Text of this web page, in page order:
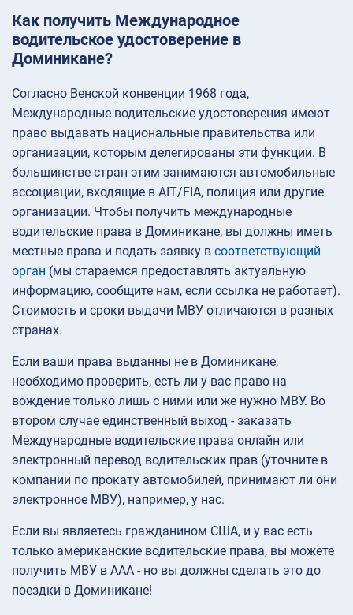
Как получить Международное
водительское удостоверение в
Доминикане?
Согласно Венской конвенции 1968 года,
Международные водительские удостоверения имеют
право выдавать национальные правительства или
организации, которым делегированы эти функции. В
большинстве стран этим занимаются автомобильные
ассоциации, входящие в AIT/FIA, полиция или другие
организации. Чтобы получить международные
водительские права в Доминикане, вы должны иметь
местные права и подать заявку в соответствующий
орган (мы стараемся предоставлять актуальную
информацию, сообщите нам, если ссылка не работает).
Стоимость и сроки выдачи МВУ отличаются в разных
странах.
Если ваши права выданны не в Доминикане,
необходимо проверить, есть ли у вас право на
вождение только лишь с ними или же нужно МВУ. Во
втором случае единственный выход - заказать
Международные водительские права онлайн или
электронный перевод водительских прав (уточните в
компании по прокату автомобилей, принимают ли они
электронное МВУ), например, у нас.
Если вы являетесь гражданином США, и у вас есть
только американские водительские права, вы можете
получить МВУ в AAA - но вы должны сделать это до
поездки в Доминикане!